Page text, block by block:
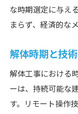
な時期選定に与え
まらず、経済的な
解体時期と技
解体工事における
ーは、持続可能な
す。リモート操作